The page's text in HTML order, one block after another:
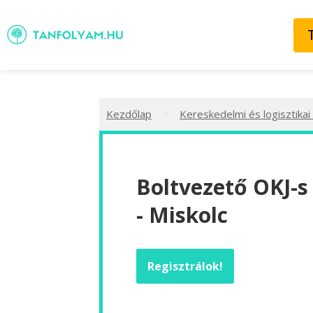
Kezdőlap Kereskedelmi és
Boltvezető OKJ-
- Miskolc
Regisztrálok!